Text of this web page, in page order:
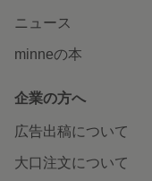
ニュース
minneの本
企業の方へ
広告出稿について
大口注文について